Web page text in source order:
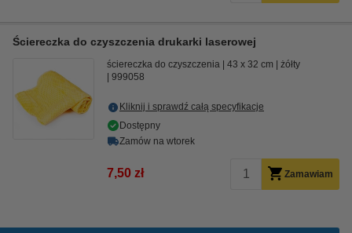
Ściereczka do czyszczenia drukarki laserowej
ściereczka do czyszczenia 43 x 32 cm
żółty
999058
Kliknij i sprawdź całą specyfikacje
Dostępny
Zamów na wtorek
7,50 zł Zamawiam